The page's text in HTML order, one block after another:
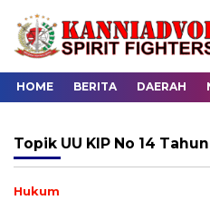
HOME BERITA DAERAH
Topik UU KIP No 14
Hukum